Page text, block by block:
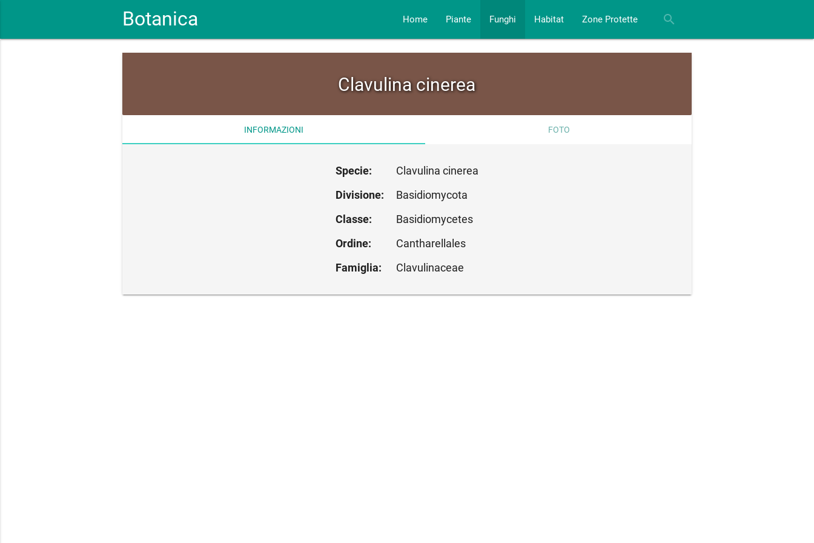
Botanica search
Home Piante Funghi Habitat Zone Protette
Clavulina cinerea
INFORMAZIONI FOTO
Specie:
Clavulina cinerea
Divisione:
Basidiomycota
Classe:
Basidiomycetes
Ordine:
Cantharellales
Famiglia:
Clavulinaceae